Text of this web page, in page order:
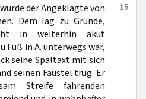
15
der Angeklagte von
Dem lag zu Grunde,
in weiterhin akut
Fuß in A. unterwegs war,
seine Spaltaxt mit sich
seinen Fäustel trug. Er
Streife fahrenden